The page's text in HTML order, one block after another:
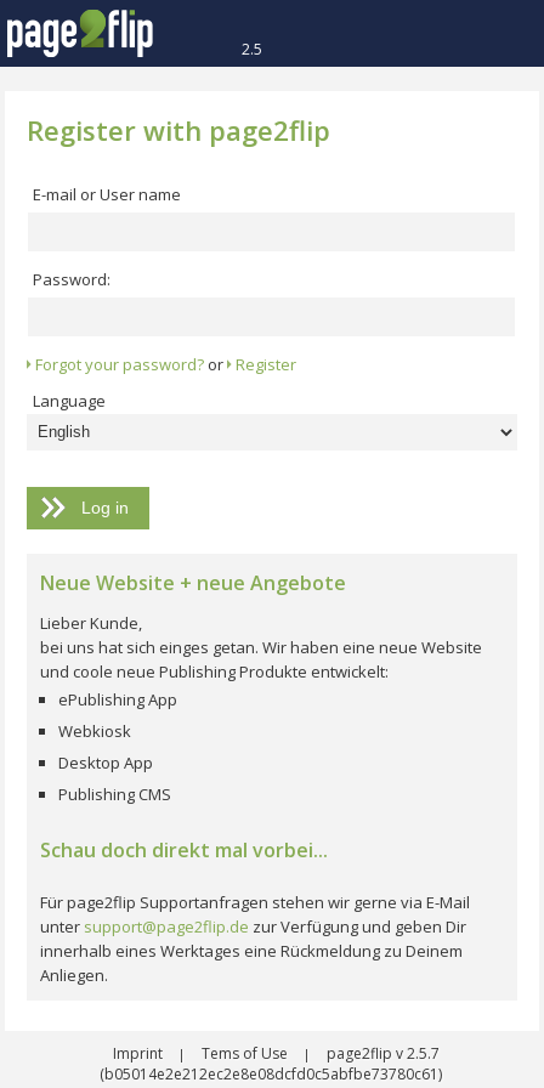
2.5
Register with page2flip
E-mail or User name
Password:
Forgot your password? or Register
Language
Neue Website + neue Angebote
Lieber Kunde,
bei uns hat sich einges getan. Wir haben eine neue Website
und coole neue Publishing Produkte entwickelt:
ePublishing App
Webkiosk
Desktop App
Publishing CMS
Schau doch direkt mal vorbei...
Für page2flip Supportanfragen stehen wir gerne via E-Mail
unter support@page2flip.de zur Verfügung und geben Dir
innerhalb eines Werktages eine Rückmeldung zu Deinem
Anliegen.
Imprint | Tems of Use |
page2flip v 2.5.7
(b05014e2e212ec2e8e08dcfd0c5abfbe73780c61)